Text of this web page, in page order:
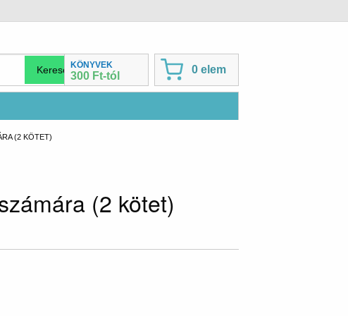
KÖNYVEK
300 Ft-tól
0 elem
(2 KÖTET)
(2 kötet)